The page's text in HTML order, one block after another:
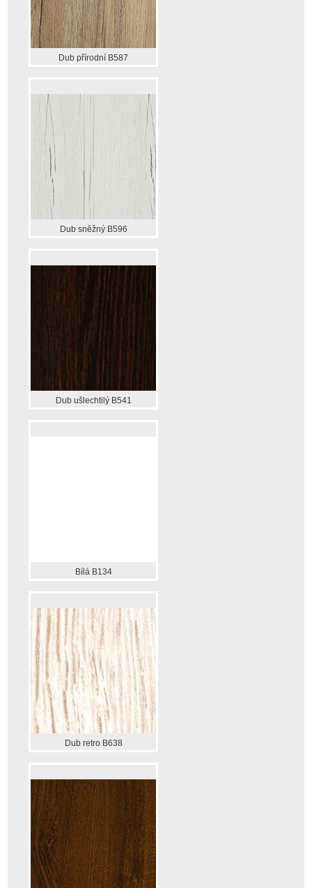
Dub přírodní B587
Dub sněžný B596
Dub ušlechtilý B541
Bílá B134
Dub retro B638